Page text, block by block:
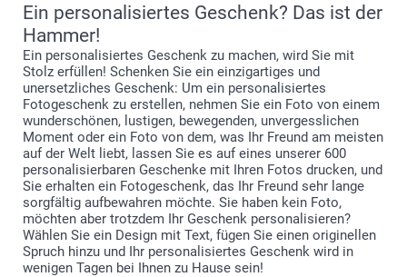
Ein personalisiertes Geschenk? Das ist der
Hammer!
Ein personalisiertes Geschenk zu machen, wird Sie mit
Stolz erfüllen! Schenken Sie ein einzigartiges und
unersetzliches Geschenk: Um ein personalisiertes
Fotogeschenk zu erstellen, nehmen Sie ein Foto von einem
wunderschönen, lustigen, bewegenden, unvergesslichen
Moment oder ein Foto von dem, was Ihr Freund am meisten
auf der Welt liebt, lassen Sie es auf eines unserer 600
personalisierbaren Geschenke mit Ihren Fotos drucken, und
Sie erhalten ein Fotogeschenk, das Ihr Freund sehr lange
sorgfältig aufbewahren möchte. Sie haben kein Foto,
möchten aber trotzdem Ihr Geschenk personalisieren?
Wählen Sie ein Design mit Text, fügen Sie einen originellen
Spruch hinzu und Ihr personalisiertes Geschenk wird in
wenigen Tagen bei Ihnen zu Hause sein!